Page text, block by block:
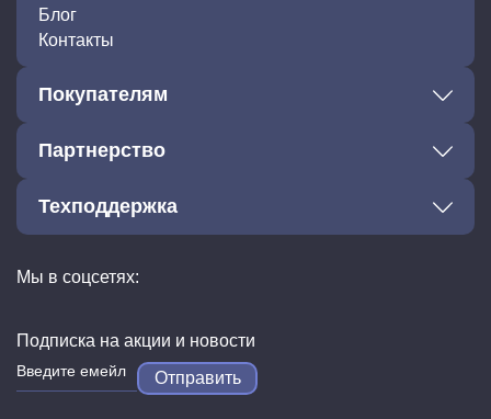
Блог
Контакты
Покупателям
Партнерство
Техподдержка
Мы в соцсетях:
Подписка на акции и новости
Отправить